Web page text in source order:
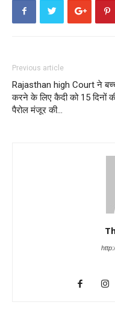
Previous article
Rajasthan high Court ने
करने के लिए कैदी को 15 दिनों
पैरोल मंजूर की…